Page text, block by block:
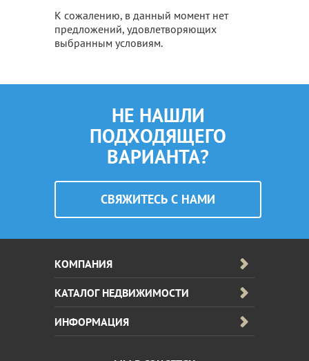
К сожалению, в данный момент нет
предложений, удовлетворяющих
выбранным условиям.
НЕ НАШЛИ
ПОДХОДЯЩЕГО
ВАРИАНТА?
CВЯЖИТЕСЬ С НАМИ
КОМПАНИЯ
КАТАЛОГ НЕДВИЖИМОСТИ
ИНФОРМАЦИЯ